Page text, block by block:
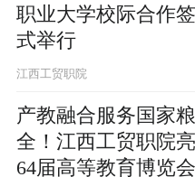
职业大学校际合作
式举行
江西工贸职院
产教融合服务国家
全！江西工贸职院
64届高等教育博览会